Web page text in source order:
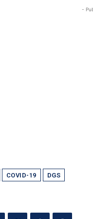
-
COVID-19 DGS